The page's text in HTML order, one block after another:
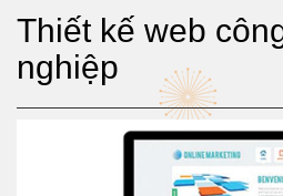
Thiết kế web
nghiệp